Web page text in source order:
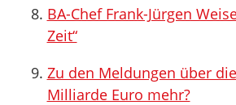
BA-Chef Frank-Jürgen
Zeit“
Zu den Meldungen über
Milliarde Euro mehr?